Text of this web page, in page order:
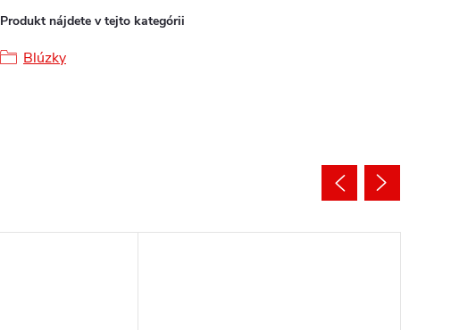
Produkt nájdete v tejto kategórii
Blúzky